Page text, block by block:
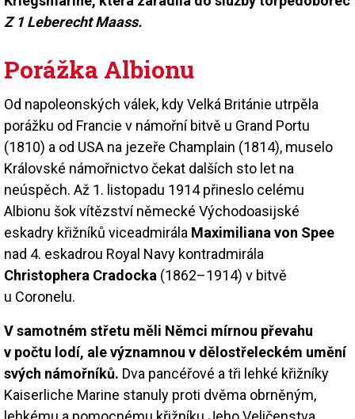
Z 1 Leberecht Maass.
Porážka Albionu
Od napoleonských válek, kdy Velká Británie utrpěla
porážku od Francie v námořní bitvě u Grand Portu
(1810) a od USA na jezeře Champlain (1814), muselo
Královské námořnictvo čekat dalších sto let na
neúspěch. Až 1. listopadu 1914 přineslo celému
Albionu šok vítězství německé Východoasijské
eskadry křižníků viceadmirála Maximiliana von Spee
nad 4. eskadrou Royal Navy kontradmirála
Christophera Cradocka (1862–1914) v bitvě
u Coronelu.
V samotném střetu měli Němci mírnou převahu
v počtu lodí, ale významnou v dělostřeleckém umění
svých námořníků. Dva pancéřové a tři lehké křižníky
Kaiserliche Marine stanuly proti dvěma obrněným,